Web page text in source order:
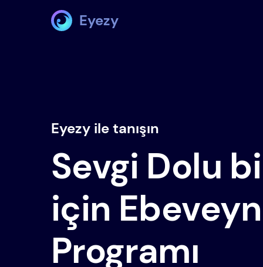
Eyezy
Eyezy ile tanışın
Sevgi Dolu
için
Programı